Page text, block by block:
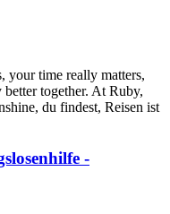
your time really matters,
together. At Ruby,
du findest, Reisen ist
-